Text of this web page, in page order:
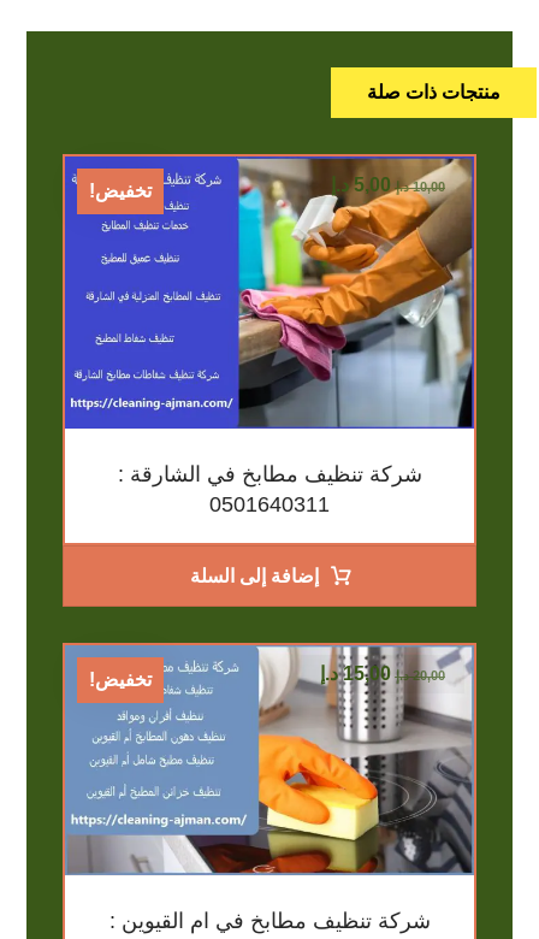
منتجات ذات صلة
تخفيض!
شركة تنظيف مطابخ في الشارقة :
0501640311
10,00 د.إ 5,00 د.إ
إضافة إلى السلة
تخفيض!
شركة تنظيف مطابخ في ام القيوين :
20,00 د.إ 15,00 د.إ